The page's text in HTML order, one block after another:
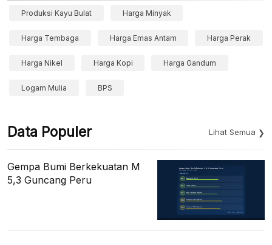
Produksi Kayu Bulat Harga Minyak
Harga Tembaga Harga Emas Antam Harga Perak
Harga Nikel Harga Kopi Harga Gandum
Logam Mulia BPS
Data Populer Lihat Semua
Gempa Bumi Berkekuatan M
5,3 Guncang Peru